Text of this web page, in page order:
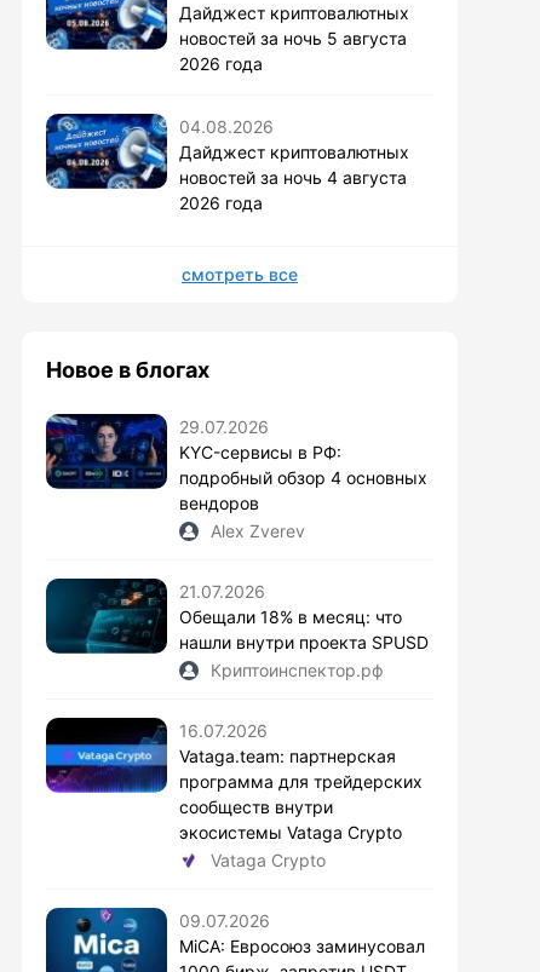
Дайджест криптовалютных
новостей за ночь 5 августа
2026 года
04.08.2026
Дайджест криптовалютных
новостей за ночь 4 августа
2026 года
смотреть все
Новое в блогах
29.07.2026
KYC-сервисы в РФ:
подробный обзор 4 основных
вендоров
Alex Zverev
21.07.2026
Обещали 18% в месяц: что
нашли внутри проекта SPUSD
Криптоинспектор.рф
16.07.2026
Vataga.team: партнерская
программа для трейдерских
сообществ внутри
экосистемы Vataga Crypto
Vataga Crypto
09.07.2026
MiCA: Евросоюз заминусовал